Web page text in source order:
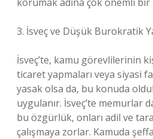
3. İsveç ve Düşük Burokratik
İsveç’te, kamu görevlilerinin
ticaret yapmaları veya siyasi
yasak olsa da, bu konuda
uygulanır. İsveç’te memurlar
bu özgürlük, onları adil ve
çalışmaya zorlar. Kamuda